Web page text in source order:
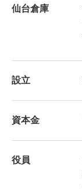
仙台倉庫
設立
資本金
役員